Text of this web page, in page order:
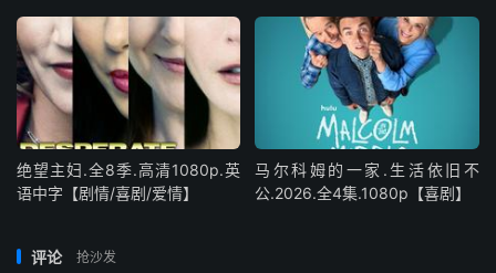
绝望主妇.全8季.高清1080p.英
语中字【剧情/喜剧/爱情】
马尔科姆的一家.生活依旧不
公.2026.全4集.1080p【喜剧】
评论 抢沙发